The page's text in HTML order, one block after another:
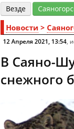
Везде
Новости >
12 Апреля 2021, 13:54,
В Саяно-
снежного